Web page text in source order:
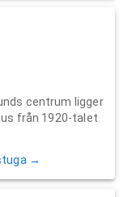
centrum ligger
från 1920-talet
→